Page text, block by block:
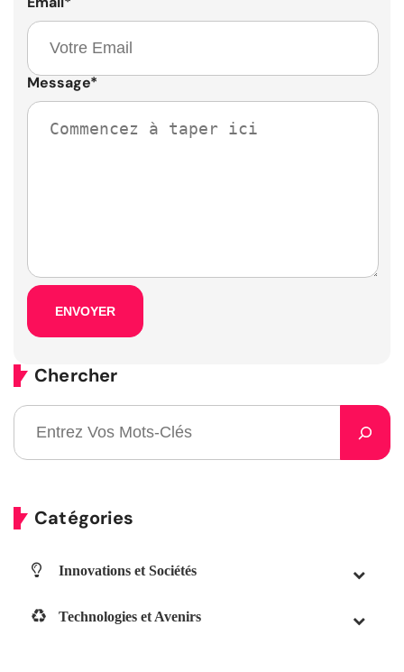
Message*
Chercher
Catégories
Innovations et Sociétés
Technologies et Avenirs